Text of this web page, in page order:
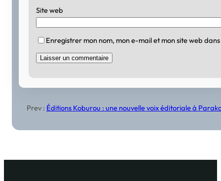
Site web
Enregistrer mon nom, mon e-mail et mon site web
Prev : Éditions Koburou : une nouvelle voix éditoriale à